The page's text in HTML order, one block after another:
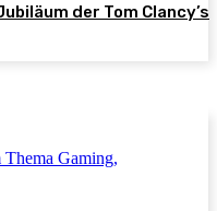
der Tom Clancy’s